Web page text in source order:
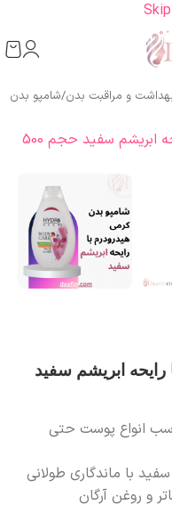
و مراقبت بدن/شامپو بدن
ابریشم سفید
انواع پوست حتی
با ماندگاری طولانی
و روغن آرگان